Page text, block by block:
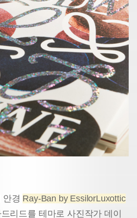
안경 Ray-Ban by EssilorLuxottic
리드를 테마로 사진작가 데이